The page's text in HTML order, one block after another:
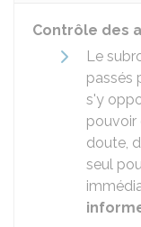
Contrôle des
Le
passés
s'y
pouvoir
doute,
seul